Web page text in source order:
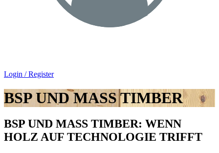
Login / Register
BSP UND MASS TIMBER
BSP UND MASS TIMBER: WENN
HOLZ AUF TECHNOLOGIE TRIFFT